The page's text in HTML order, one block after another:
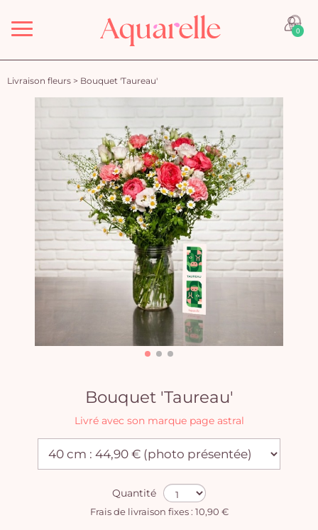
Menu 0
Livraison fleurs > Bouquet 'Taureau'
Bouquet 'Taureau'
Livré avec son marque page astral
Quantité
Frais de livraison fixes : 10,90 €